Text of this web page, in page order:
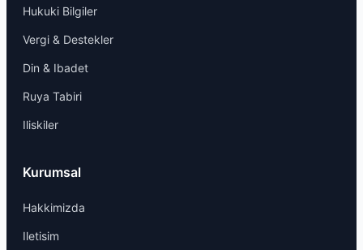
Hukuki Bilgiler
Vergi & Destekler
Din & Ibadet
Ruya Tabiri
Iliskiler
Kurumsal
Hakkimizda
Iletisim